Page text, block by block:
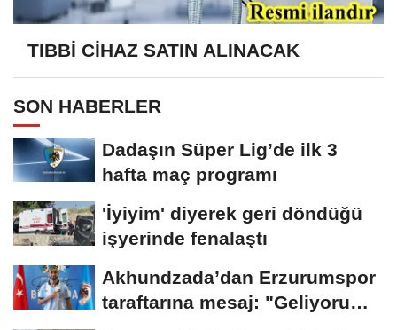
TIBBİ CİHAZ SATIN ALINACAK
SON HABERLER
Dadaşın Süper Lig’de ilk 3
hafta maç programı
'İyiyim' diyerek geri döndüğü
işyerinde fenalaştı
Akhundzada’dan Erzurumspor
taraftarına mesaj: "Geliyorum